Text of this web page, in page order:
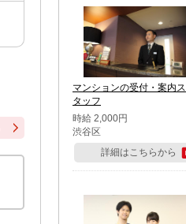
マンションの受付・案内ス
タッフ
時給 2,000円
渋谷区
詳細はこちらから